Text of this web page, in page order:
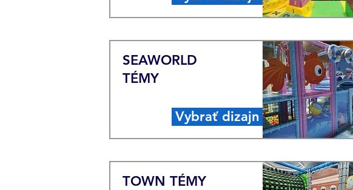
SEAWORLD
TÉMY
Vybrať dizajn
TOWN TÉMY